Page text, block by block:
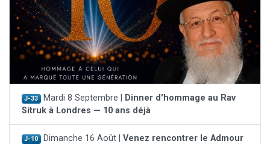
J-33 Mardi 8 Septembre |
Dinner d'hommage au Rav
Sitruk à Londres — 10 ans déjà
J-10 Dimanche 16 Août | Venez rencontrer le Admour